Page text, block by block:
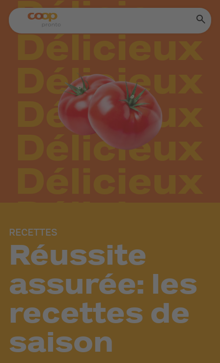
RECETTES
Réussite
assurée: les
recettes de
saison